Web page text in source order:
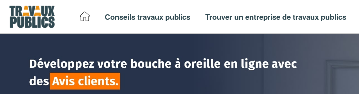
Conseils travaux publics Trouver un entreprise de travaux publics